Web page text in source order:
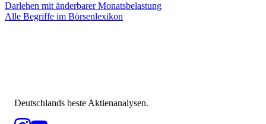
Darlehen mit änderbarer Monatsbelastung
Alle Begriffe im Börsenlexikon
Deutschlands beste Aktienanalysen.